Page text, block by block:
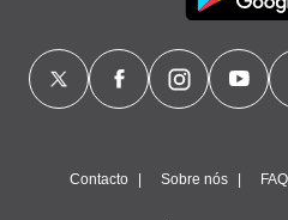
Contacto Sobre nós FAQ